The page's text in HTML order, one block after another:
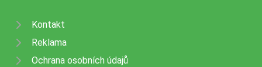
Kontakt
Reklama
Ochrana osobních údajů